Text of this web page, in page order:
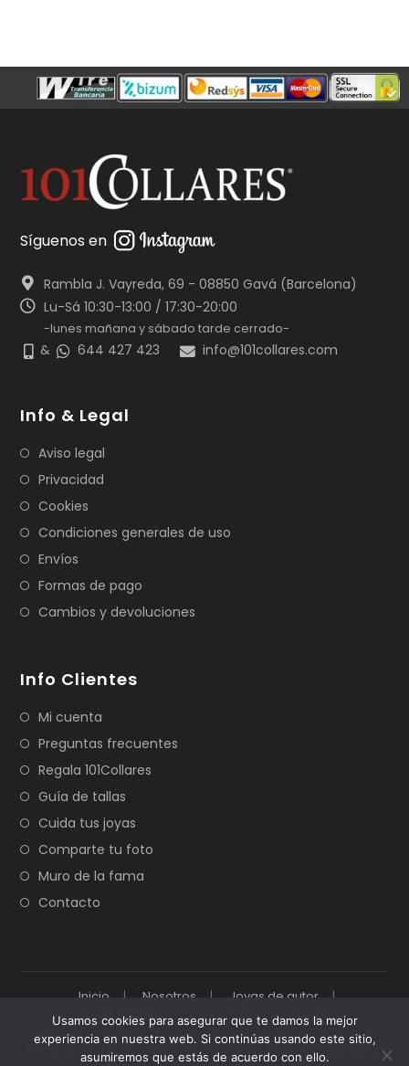
Síguenos en
Rambla J. Vayreda, 69 - 08850 Gavá (Barcelona)
Lu-Sá 10:30-13:00 / 17:30-20:00
-lunes mañana y sábado tarde cerrado-
& 644 427 423 info@101collares.com
Info & Legal
Aviso legal
Privacidad
Cookies
Condiciones generales de uso
Envíos
Formas de pago
Cambios y devoluciones
Info Clientes
Mi cuenta
Preguntas frecuentes
Regala 101Collares
Guía de tallas
Cuida tus joyas
Comparte tu foto
Muro de la fama
Contacto
Inicio Nosotros
Joyas de autor
Cuida tus joyas
Contacto
Tienda
© Copyright 2004 - 2026 - 101Collares® - Todos los derechos
reservados - Desarrollado por 101Collares
Usamos cookies para asegurar que te damos la mejor
experiencia en nuestra web. Si continúas usando este sitio,
asumiremos que estás de acuerdo con ello.